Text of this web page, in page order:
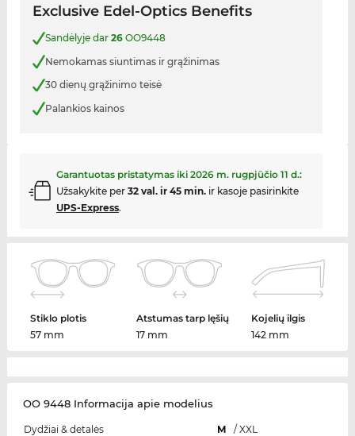
Exclusive Edel-Optics Benefits
Sandėlyje dar 26OO9448
Nemokamas siuntimas ir grąžinimas
30 dienų grąžinimo teisė
Palankios kainos
Garantuotas pristatymas iki 2026 m. rugpjūčio 11 d.:
Užsakykite per 32 val. ir 45 min.ir kasoje pasirinkite
UPS-Express.
Stiklo plotis
57 mm
Atstumas tarp lęšių
17 mm
Kojelių ilgis
142 mm
OO 9448 Informacija apie modelius
Dydžiai & detalės M / XXL